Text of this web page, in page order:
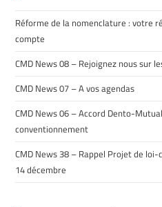
Réforme de la nomenclature : votre
compte
CMD News 08 – Rejoignez nous sur
CMD News 07 – A vos agendas
CMD News 06 – Accord Dento-
conventionnement
CMD News 38 – Rappel Projet de
14 décembre